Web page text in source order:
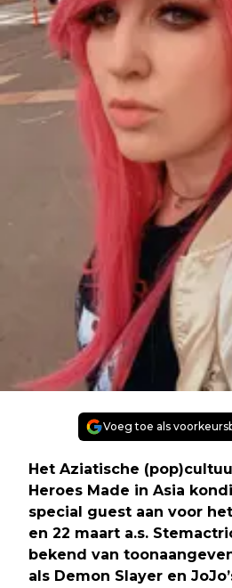
Voeg toe als
Het Aziatische
Heroes Made in Asia
special guest aan voor
en 22 maart a.s.
bekend van
als Demon Slayer en